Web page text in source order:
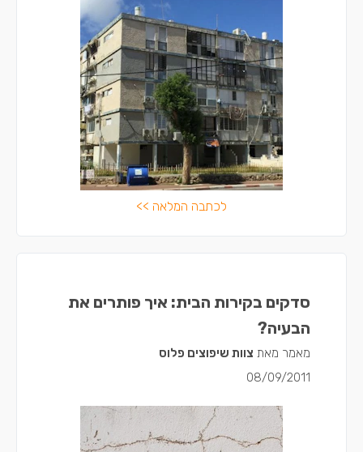
לכתבה המלאה >>
סדקים בקירות הבית: איך פותרים את
הבעיה?
מאמר מאת צוות שיפוצים פלוס
08/09/2011